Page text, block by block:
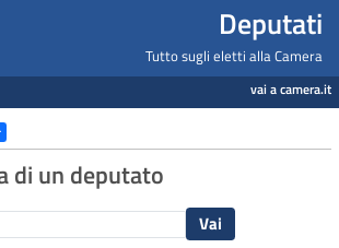
Deputati - Deputati
Tutto sugli eletti alla Camera
vai a camera.it
di un deputato
di servizio